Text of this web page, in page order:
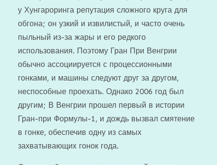
у Хунгароринга репутация сложного круга для
обгона; он узкий и извилистый, и часто очень
пыльный из-за жары и его редкого
использования. Поэтому Гран При Венгрии
обычно ассоциируется с процессионными
гонками, и машины следуют друг за другом,
неспособные проехать. Однако 2006 год был
другим; В Венгрии прошел первый в истории
Гран-при Формулы-1, и дождь вызвал смятение
в гонке, обеспечив одну из самых
захватывающих гонок года.